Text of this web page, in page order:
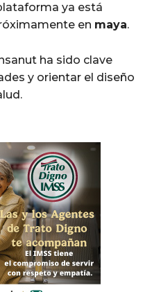
ya está
en maya.
ha sido clave
y orientar el diseño